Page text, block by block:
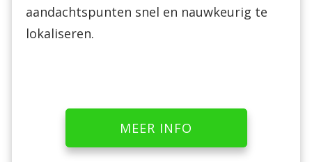
aandachtspunten snel en nauwkeurig te
lokaliseren.
MEER INFO